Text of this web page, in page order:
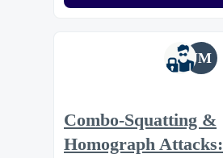
JM
Combo-Squatting &
Homograph Attacks: